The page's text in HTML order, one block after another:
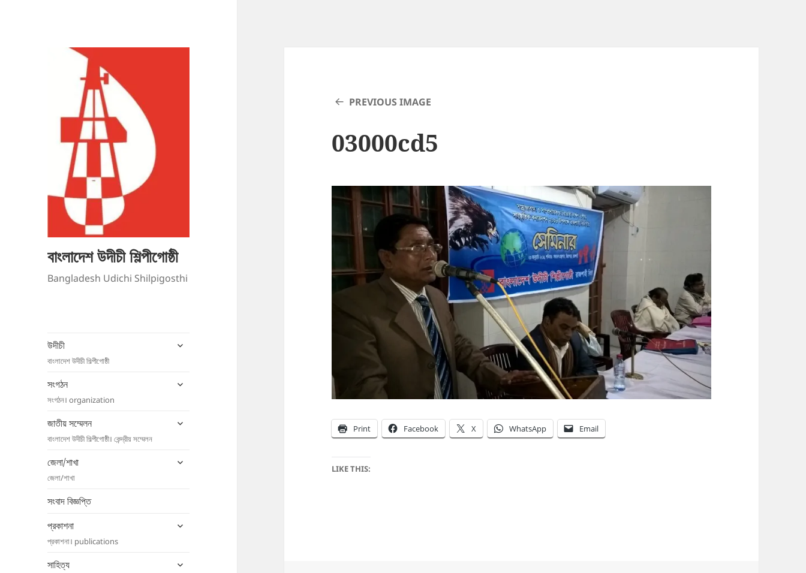
বাংলাদেশ উদীচী শিল্পীগোষ্ঠী
Bangladesh Udichi Shilpigosthi
উদীচী
বাংলাদেশ উদীচী শিল্পীগোষ্ঠী
expand
সংগঠন
সংগঠন। organization
expand
জাতীয় সম্মেলন
বাংলাদেশ উদীচী শিল্পীগোষ্ঠী। কেন্দ্রীয় সম্মেলন
expand
জেলা/শাখা
জেলা/শাখা
expand
সংবাদ বিজ্ঞপ্তি
প্রকাশনা
প্রকাশনা। publications
expand
সাহিত্য
expand
PREVIOUS IMAGE
03000cd5
Print Facebook X WhatsApp Email
LIKE THIS: